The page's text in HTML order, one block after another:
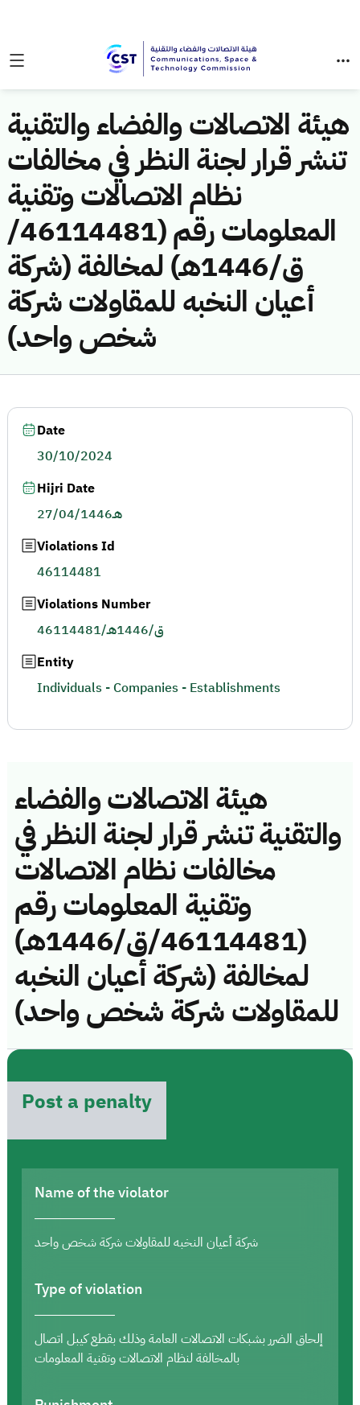
هيئة الاتصالات والفضاء والتقنية
تنشر قرار لجنة النظر في مخالفات
نظام الاتصالات وتقنية
المعلومات رقم (46114481/
ق/1446هـ) لمخالفة (شركة
أعيان النخبه للمقاولات شركة
شخص واحد)
هيئة الاتصالات والفضاء
والتقنية تنشر قرار لجنة النظر في
مخالفات نظام الاتصالات
وتقنية المعلومات رقم
(46114481/ق/1446هـ)
لمخالفة (شركة أعيان النخبه
للمقاولات شركة شخص واحد)
Post a penalty
Name of the violator
شركة أعيان النخبه للمقاولات شركة شخص واحد
Type of violation
إلحاق الضرر بشبكات الاتصالات العامة وذلك بقطع كيبل اتصال
بالمخالفة لنظام الاتصالات وتقنية المعلومات
Date
30/10/2024
Hijri Date
27/04/1446هـ
Violations Id
46114481
Violations Number
46114481/ق/1446هـ
Entity
Individuals - Companies - Establishments